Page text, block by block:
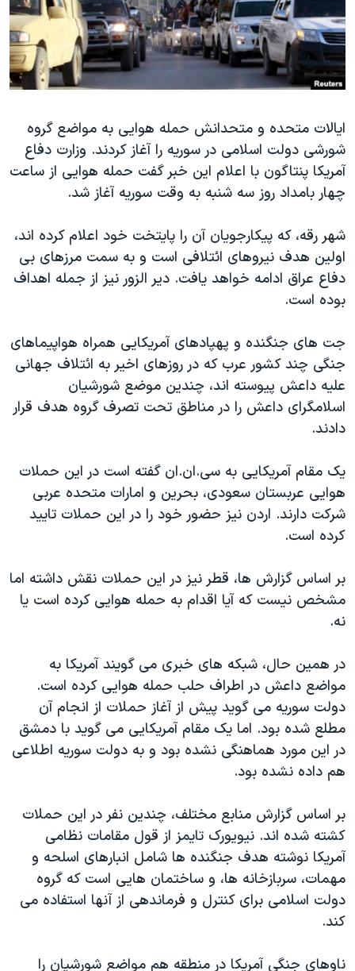
فرهنگ و زندگی
حقوق شهروندی
اقتصادی
اسرائیل در جنگ
گالری عکس
آرشیو پخش زنده
مستندها
انتخابات ریاست جمهوری آمریکا ۲۰۲۴
حمله جمهوری اسلامی به اسرائیل
ورزش زنان در ایران
اعتراضات زن، زندگی، آزادی
مجموعه مستندهای دادخواهی
دادگاه حمید نوری
چهل سال گروگان‌گیری
قانون شفافیت دارائی کادر رهبری ایران
اسرائیل در جنگ
نرگس محمدی برنده جایزه نوبل صلح
همایش محافظه‌کاران آمریکا «سی‌پک»
سفر پرزیدنت ترامپ به چین
دنبال کنید
زبانهای مختلف
ایالات متحده و متحدانش حمله هوایی به مواضع گروه
شورشی دولت اسلامی در سوریه را آغاز کردند. وزارت دفاع
آمریکا پنتاگون با اعلام این خبر گفت حمله هوایی از ساعت
چهار بامداد روز سه شنبه به وقت سوریه آغاز شد.
شهر رقه، که پیکارجویان آن را پایتخت خود اعلام کرده اند،
اولین هدف نیروهای ائتلافی است و به سمت مرزهای بی
دفاع عراق ادامه خواهد یافت. دیر الزور نیز از جمله اهداف
بوده است.
جت های جنگنده و پهپادهای آمریکایی همراه هواپیماهای
جنگی چند کشور عرب که در روزهای اخیر به ائتلاف جهانی
علیه داعش پیوسته اند، چندین موضع شورشیان
اسلامگرای داعش را در مناطق تحت تصرف گروه هدف قرار
دادند.
یک مقام آمریکایی به سی.ان.ان گفته است در این حملات
هوایی عربستان سعودی، بحرین و امارات متحده عربی
شرکت دارند. اردن نیز حضور خود را در این حملات تایید
کرده است.
بر اساس گزارش ها، قطر نیز در این حملات نقش داشته اما
مشخص نیست که آیا اقدام به حمله هوایی کرده است یا
نه.
در همین حال، شبکه های خبری می گویند آمریکا به
مواضع داعش در اطراف حلب حمله هوایی کرده است.
دولت سوریه می گوید پیش از آغاز حملات از انجام آن
مطلع شده بود. اما یک مقام آمریکایی می گوید با دمشق
در این مورد هماهنگی نشده بود و به دولت سوریه اطلاعی
هم داده نشده بود.
بر اساس گزارش منابع مختلف، چندین نفر در این حملات
کشته شده اند. نیویورک تایمز از قول مقامات نظامی
آمریکا نوشته هدف جنگنده ها شامل انبارهای اسلحه و
مهمات، سربازخانه ها، و ساختمان هایی است که گروه
دولت اسلامی برای کنترل و فرماندهی از آنها استفاده می
کند.
ناوهای جنگی آمریکا در منطقه هم مواضع شورشیان را